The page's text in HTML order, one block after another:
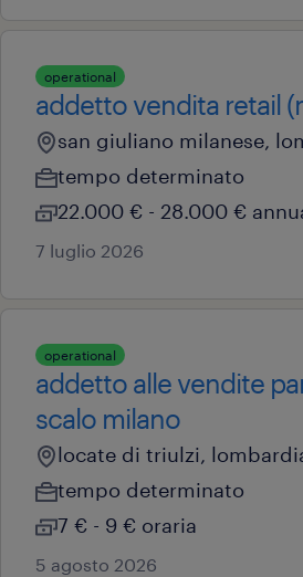
operational
addetto vendita retail
san giuliano milanese,
tempo determinato
22.000 € - 28.000 €
7 luglio 2026
operational
addetto alle vendite
scalo milano
locate di triulzi,
tempo determinato
7 € - 9 € oraria
5 agosto 2026